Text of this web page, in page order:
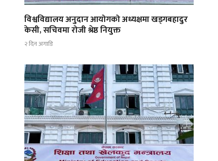
विश्वविद्यालय अनुदान आयोगको अध्यक्षमा खड्गबहादुर
केसी, सचिवमा रोजी श्रेष्ठ नियुक्त
२ दिन अगाडि